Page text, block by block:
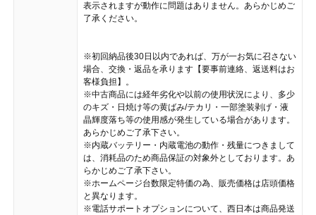
表示されますが動作に問題はありません。あらかじめご
了承ください。
※初回納品後30日以内であれば、万が一お気に召さない
場合、交換・返品を承ります【要事前連絡、返送料はお
客様負担】。
※中古商品には経年劣化や以前の使用状況により、多少
のキズ・日焼け等の黄ばみ/テカリ・一部塗装剥げ・液
晶輝度落ち等の使用感が発生している場合があります。
あらかじめご了承下さい。
※内蔵バッテリー・内蔵電池の動作・残量につきまして
は、消耗品のため商品保証の対象外としております。あ
らかじめご了承下さい。
※ホームページ台数限定特価の為、販売価格は店頭価格
と異なります。
※電話サポートオプションについて、西日本は商品発送